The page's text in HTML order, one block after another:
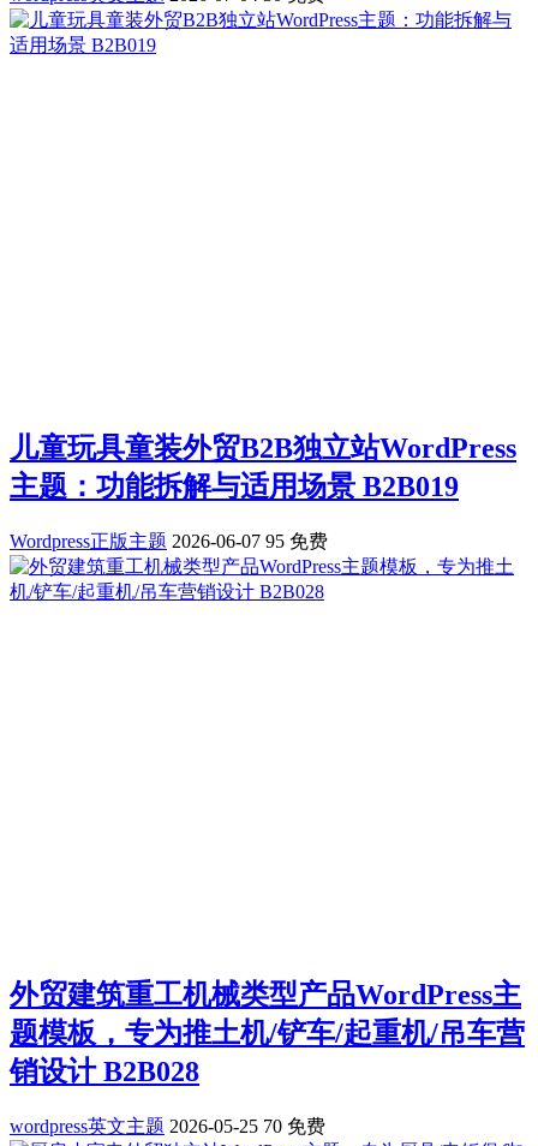
儿童玩具童装外贸B2B独立站WordPress
主题：功能拆解与适用场景 B2B019
Wordpress正版主题 2026-06-07 95 免费
外贸建筑重工机械类型产品WordPress主
题模板，专为推土机/铲车/起重机/吊车营
销设计 B2B028
wordpress英文主题 2026-05-25 70 免费